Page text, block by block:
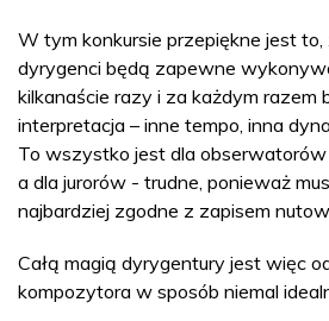
W tym konkursie przepiękne jest
dyrygenci będą zapewne
kilkanaście razy i za każdym razem
interpretacja – inne tempo, inna
To wszystko jest dla
a dla jurorów - trudne, ponieważ
najbardziej zgodne z zapisem
Całą magią dyrygentury jest więc
kompozytora w sposób niemal